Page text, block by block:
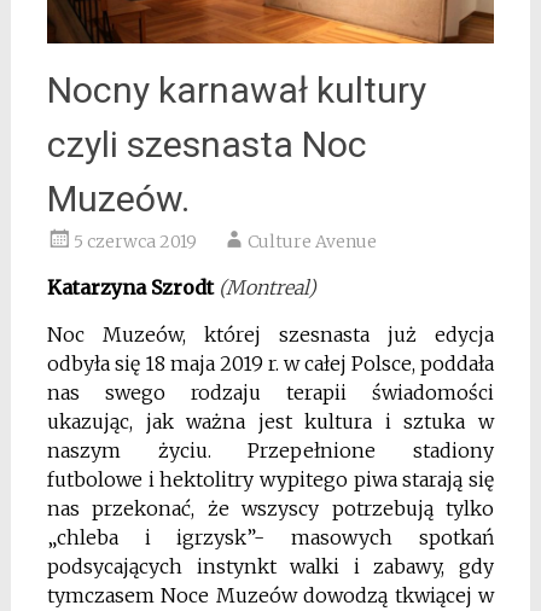
Nocny karnawał kultury
czyli szesnasta Noc
Muzeów.
5 czerwca 2019 Culture Avenue
Katarzyna Szrodt (Montreal)
Noc Muzeów, której szesnasta już edycja
odbyła się 18 maja 2019 r. w całej Polsce, poddała
nas swego rodzaju terapii świadomości
ukazując, jak ważna jest kultura i sztuka w
naszym życiu. Przepełnione stadiony
futbolowe i hektolitry wypitego piwa starają się
nas przekonać, że wszyscy potrzebują tylko
„chleba i igrzysk”- masowych spotkań
podsycających instynkt walki i zabawy, gdy
tymczasem Noce Muzeów dowodzą tkwiącej w